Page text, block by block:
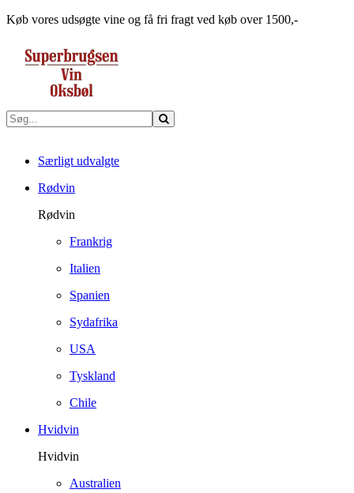
Køb vores udsøgte vine og få fri fragt ved køb over 1500,-
Særligt udvalgte
Rødvin
Rødvin
Frankrig
Italien
Spanien
Sydafrika
USA
Tyskland
Chile
Hvidvin
Hvidvin
Australien